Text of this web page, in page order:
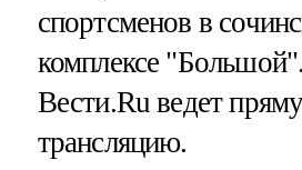
спортсменов в
комплексе
Вести.Ru ведет
трансляцию.